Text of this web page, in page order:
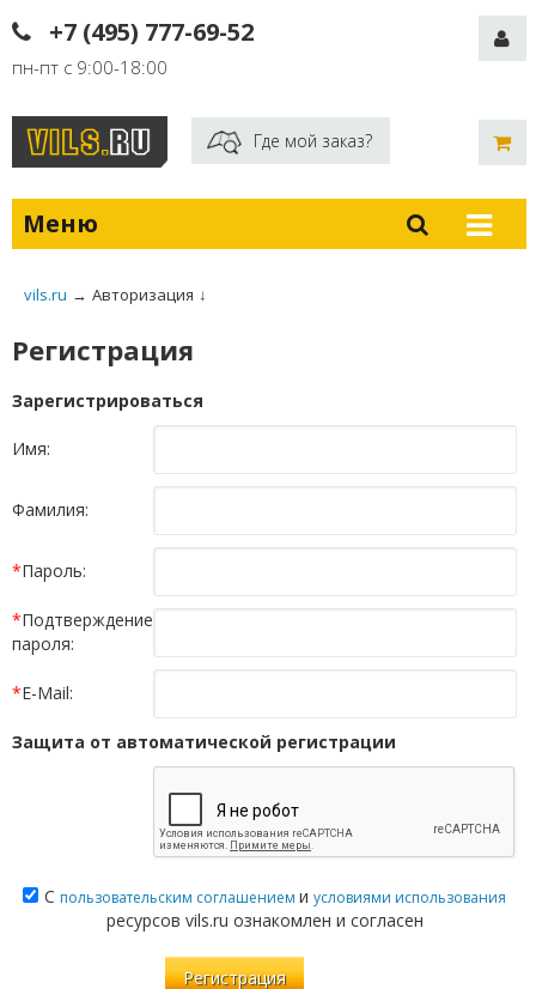
+7 (495) 777-69-52
пн-пт с 9:00-18:00
Где мой заказ?
Меню
vils.ru → Авторизация ↓
Регистрация
Зарегистрироваться
Имя:
Фамилия:
*Пароль:
*Подтверждение
пароля:
*E-Mail:
Защита от автоматической регистрации
С пользовательским соглашением и условиями использования
ресурсов vils.ru ознакомлен и согласен